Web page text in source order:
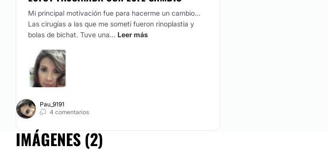
Mi principal motivación fue para hacerme un cambio...
Las cirugías a las que me sometí fueron rinoplastia y
bolas de bichat. Tuve una... Leer más
Pau_9191
4 comentarios
IMÁGENES (2)